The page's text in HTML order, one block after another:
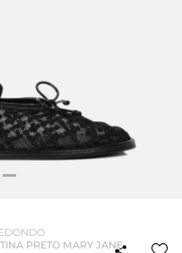
PRETO MARY JANE